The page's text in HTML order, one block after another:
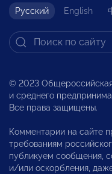
Русский English
© 2023 Общероссийская
и среднего
Все права защищены.
Комментарии на сайте
требованиям
публикуем сообщения,
и/или оскорбления,